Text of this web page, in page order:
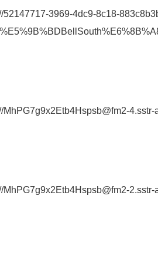
52147717-3969-4dc9-8c18-
MhPG7g9x2Etb4Hspsb@fm2-
MhPG7g9x2Etb4Hspsb@fm2-